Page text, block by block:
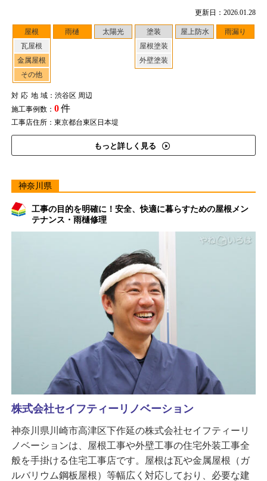
更新日：2026.01.28
屋根
瓦屋根
金属屋根
その他
雨樋 太陽光
塗装
屋根塗装
外壁塗装
屋上防水 雨漏り
対応地域：渋谷区 周辺
施工事例数： 0件
工事店住所：東京都台東区日本堤
もっと詳しく見る
神奈川県
工事の目的を明確に！安全、快適に暮らすための屋根メン
テナンス・雨樋修理
株式会社セイフティーリノベーション
神奈川県川崎市高津区下作延の株式会社セイフティーリ
ノベーションは、屋根工事や外壁工事の住宅外装工事全
般を手掛ける住宅工事店です。屋根は瓦や金属屋根（ガ
ルバリウム鋼板屋根）等幅広く対応しており、必要な建